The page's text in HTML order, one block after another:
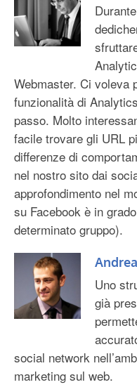
Webmaster. Ci voleva
funzionalità di
passo. Molto
facile trovare gli URL
differenze di
nel nostro sito dai
approfondimento nel
su Facebook è in
determinato gruppo).
Uno
già
social network
marketing sul web.